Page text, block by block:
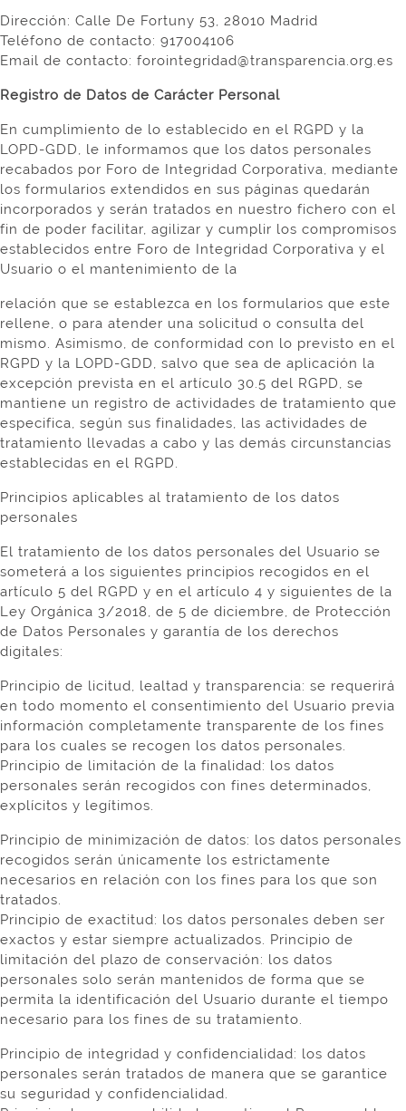
Dirección: Calle De Fortuny 53, 28010 Madrid
Teléfono de contacto: 917004106
Email de contacto: forointegridad@transparencia.org.es
Registro de Datos de Carácter Personal
En cumplimiento de lo establecido en el RGPD y la
LOPD-GDD, le informamos que los datos personales
recabados por Foro de Integridad Corporativa, mediante
los formularios extendidos en sus páginas quedarán
incorporados y serán tratados en nuestro fichero con el
fin de poder facilitar, agilizar y cumplir los compromisos
establecidos entre Foro de Integridad Corporativa y el
Usuario o el mantenimiento de la
relación que se establezca en los formularios que este
rellene, o para atender una solicitud o consulta del
mismo. Asimismo, de conformidad con lo previsto en el
RGPD y la LOPD-GDD, salvo que sea de aplicación la
excepción prevista en el artículo 30.5 del RGPD, se
mantiene un registro de actividades de tratamiento que
especifica, según sus finalidades, las actividades de
tratamiento llevadas a cabo y las demás circunstancias
establecidas en el RGPD.
Principios aplicables al tratamiento de los datos
personales
El tratamiento de los datos personales del Usuario se
someterá a los siguientes principios recogidos en el
artículo 5 del RGPD y en el artículo 4 y siguientes de la
Ley Orgánica 3/2018, de 5 de diciembre, de Protección
de Datos Personales y garantía de los derechos
digitales:
Principio de licitud, lealtad y transparencia: se requerirá
en todo momento el consentimiento del Usuario previa
información completamente transparente de los fines
para los cuales se recogen los datos personales.
Principio de limitación de la finalidad: los datos
personales serán recogidos con fines determinados,
explícitos y legítimos.
Principio de minimización de datos: los datos personales
recogidos serán únicamente los estrictamente
necesarios en relación con los fines para los que son
tratados.
Principio de exactitud: los datos personales deben ser
exactos y estar siempre actualizados. Principio de
limitación del plazo de conservación: los datos
personales solo serán mantenidos de forma que se
permita la identificación del Usuario durante el tiempo
necesario para los fines de su tratamiento.
Principio de integridad y confidencialidad: los datos
personales serán tratados de manera que se garantice
su seguridad y confidencialidad.